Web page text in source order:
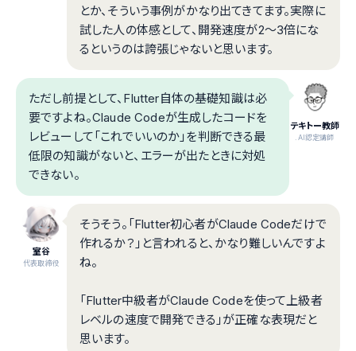
とか、そういう事例がかなり出てきてます。実際に
試した人の体感として、開発速度が2〜3倍にな
るというのは誇張じゃないと思います。
テキトー教師
.AI認定講師
ただし前提として、Flutter自体の基礎知識は必
要ですよね。Claude Codeが生成したコードを
レビューして「これでいいのか」を判断できる最
低限の知識がないと、エラーが出たときに対処
できない。
室谷
代表取締役
そうそう。「Flutter初心者がClaude Codeだけで
作れるか？」と言われると、かなり難しいんですよ
ね。
「Flutter中級者がClaude Codeを使って上級者
レベルの速度で開発できる」が正確な表現だと
思います。